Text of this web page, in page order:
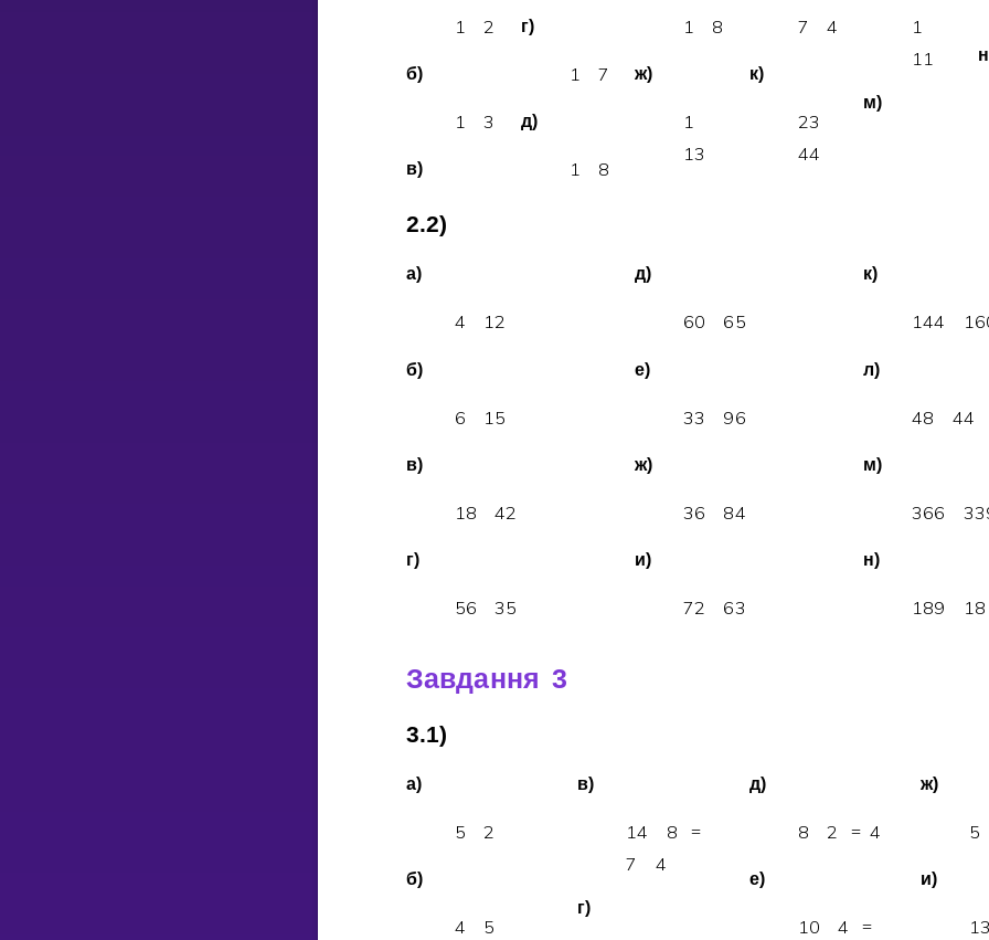
1 2
б)
1 3
в)
г)
1 7
д)
1 8
1 8
ж)
1
13
7 4
к)
23
44
1
1 1
м)
2.2)
а)
4 12
б)
6 1 5
в)
18 42
г)
56 35
д)
60 65
е)
33 96
ж)
36 84
и)
72 63
к)
144 16
л)
48 44
м)
366 33
н)
189 18
Завдання 3
3.1)
а)
5 2
б)
4 5
в)
14 8 =
7 4
г)
д)
8 2 = 4
е)
10 4 =
ж)
5
и)
1